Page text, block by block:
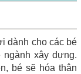
dành cho các bé
ngành xây dựng.
bé sẽ hóa thân